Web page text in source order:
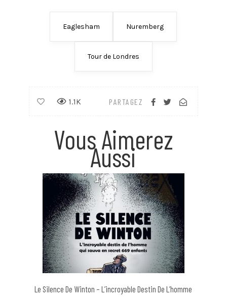
Eaglesham Nuremberg
Tour de Londres
PARTAGEZ
1.1K
Vous Aimerez
Aussi
Le Silence De Winton – L’incroyable Destin De L’homme